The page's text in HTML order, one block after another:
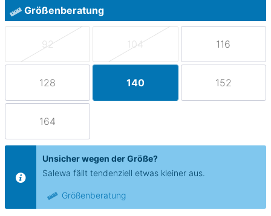
Größenberatung
92 104 116
128 140 152
164
Unsicher wegen der Größe?
Salewa fällt tendenziell etwas kleiner aus.
Größenberatung